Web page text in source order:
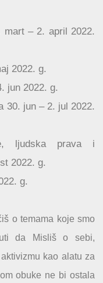
mart – 2. april 2022.
2022. g.
jun 2022. g.
30. jun – 2. jul 2022.
ljudska prava i
2022. g.
g.
o temama koje smo
da Misliš o sebi,
kao alatu za
obuke ne bi ostala